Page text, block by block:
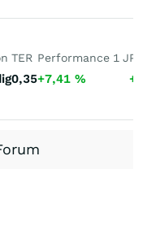
TER
0,35
Performance 1 J
+7,41 %